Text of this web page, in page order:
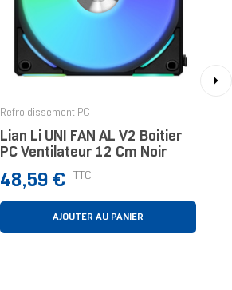
Refroidissement PC
Lian Li UNI FAN AL V2 Boitier
PC Ventilateur 12 Cm Noir
Prix
48,59 € TTC
AJOUTER AU PANIER